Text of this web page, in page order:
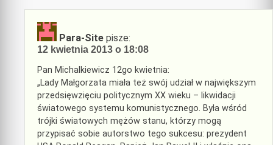
Para-Site pisze:
12 kwietnia 2013 o 18:08
Pan Michalkiewicz 12go kwietnia:
„Lady Małgorzata miała też swój udział w największym
przedsięwzięciu politycznym XX wieku – likwidacji
światowego systemu komunistycznego. Była wśród
trójki światowych mężów stanu, którzy mogą
przypisać sobie autorstwo tego sukcesu: prezydent